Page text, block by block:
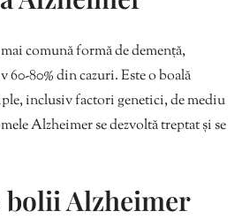
comună formă de demență,
80% din cazuri. Este o boală
inclusiv factori genetici, de mediu
Alzheimer se dezvoltă treptat și se
bolii Alzheimer